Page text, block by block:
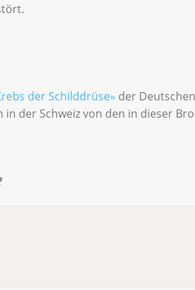
der Schilddrüse» der
der Schweiz von den in dieser